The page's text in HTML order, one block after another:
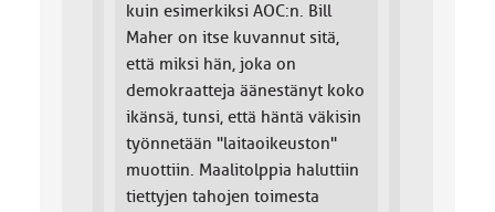
kuin esimerkiksi AOC:n. Bill
Maher on itse kuvannut sitä,
että miksi hän, joka on
demokraatteja äänestänyt koko
ikänsä, tunsi, että häntä väkisin
työnnetään "laitaoikeuston"
muottiin. Maalitolppia haluttiin
tiettyjen tahojen toimesta